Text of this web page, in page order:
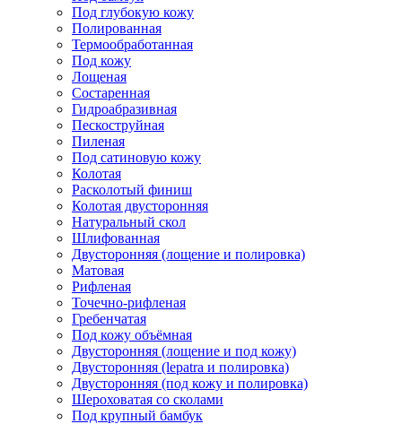
Под глубокую кожу
Полированная
Термообработанная
Под кожу
Лощеная
Состаренная
Гидроабразивная
Пескоструйная
Пиленая
Под сатиновую кожу
Колотая
Расколотый финиш
Колотая двусторонняя
Натуральный скол
Шлифованная
Двусторонняя (лощение и полировка)
Матовая
Рифленая
Точечно-рифленая
Гребенчатая
Под кожу объёмная
Двусторонняя (лощение и под кожу)
Двусторонняя (lepatra и полировка)
Двусторонняя (под кожу и полировка)
Шероховатая со сколами
Под крупный бамбук